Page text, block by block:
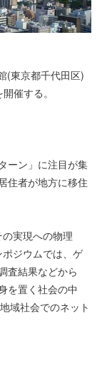
(東京都千代田区)
催する。
ーン」に注目が集
住者が地方に移住
実現への物理
ジウムでは、ゲ
査結果などから
を置く社会の中
域社会でのネット